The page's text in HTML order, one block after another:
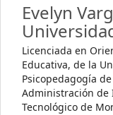
Evelyn
Licenciada en
Educativa, de la
Psicopedagogía
Administración de
Tecnológico de